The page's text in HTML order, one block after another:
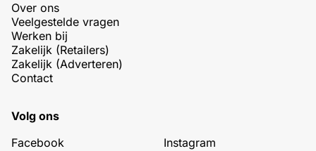
Over ons
Veelgestelde vragen
Werken bij
Zakelijk (Retailers)
Zakelijk (Adverteren)
Contact
Volg ons
Facebook
Instagram